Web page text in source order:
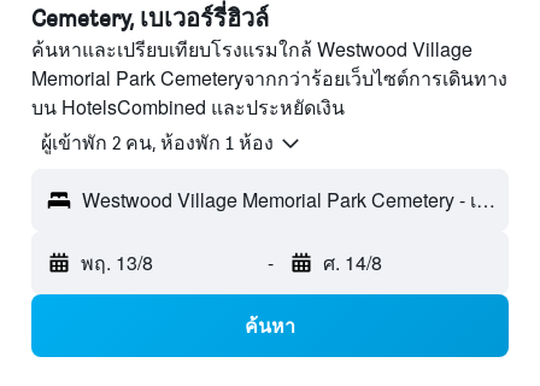
Cemetery, เบเวอร์รี่ฮิวล์
ค้นหาและเปรียบเทียบโรงแรมใกล้ Westwood Village
Memorial Park Cemeteryจากกว่าร้อยเว็บไซต์การเดินทาง
บน HotelsCombined และประหยัดเงิน
ผู้เข้าพัก 2 คน, ห้องพัก 1 ห้อง
Westwood Village Memorial Park Cemetery - เบเวอร์รี่ฮิวล์, CA, สหรัฐอเมริกา
พฤ. 13/8 - ศ. 14/8
ค้นหา